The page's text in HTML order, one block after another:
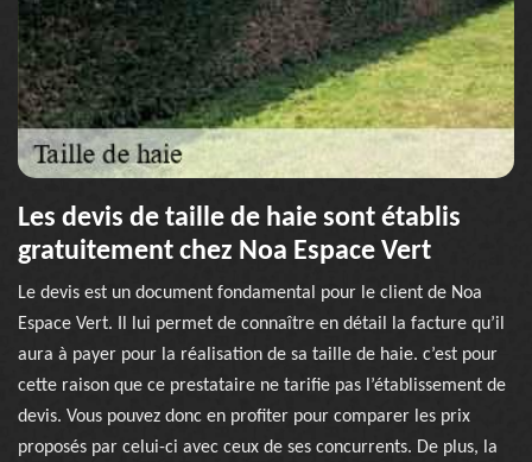
Les devis de taille de haie sont établis
gratuitement chez Noa Espace Vert
Le devis est un document fondamental pour le client de Noa
Espace Vert. Il lui permet de connaître en détail la facture qu’il
aura à payer pour la réalisation de sa taille de haie. c’est pour
cette raison que ce prestataire ne tarifie pas l’établissement de
devis. Vous pouvez donc en profiter pour comparer les prix
proposés par celui-ci avec ceux de ses concurrents. De plus, la